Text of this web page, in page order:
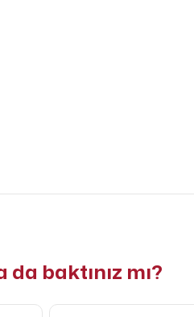
da baktınız mı?